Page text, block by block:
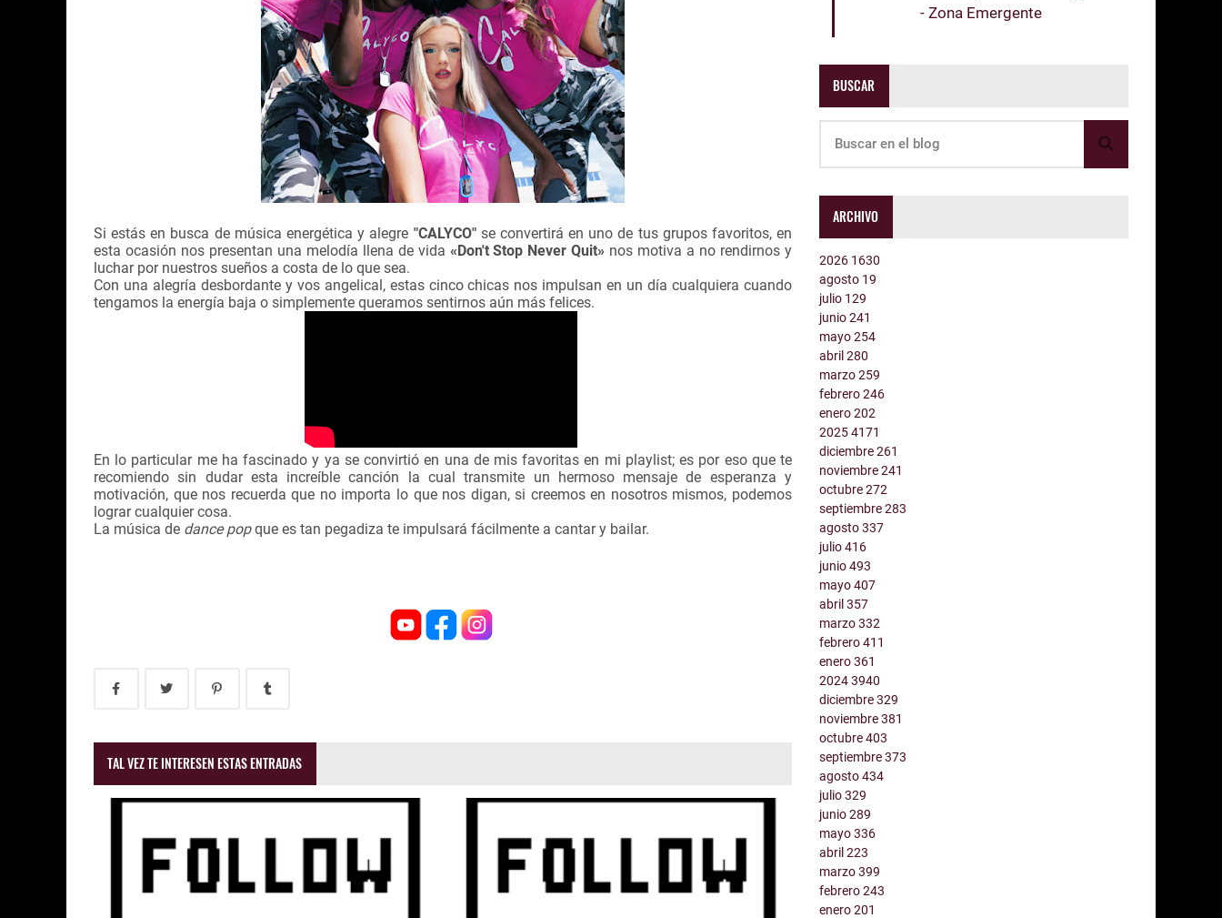
Si estás en busca de música energética y alegre "CALYCO"se convertirá en uno de tus grupos favoritos, en
esta ocasión nos presentan una melodía llena de vida «Don't Stop Never Quit» nos motiva a no rendirnos y
luchar por nuestros sueños a costa de lo que sea.
Con una alegría desbordante y vos angelical, estas cinco chicas nos impulsan en un día cualquiera cuando
tengamos la energía baja o simplemente queramos sentirnos aún más felices.
En lo particular me ha fascinado y ya se convirtió en una de mis favoritas en mi playlist; es por eso que te
recomiendo sin dudar esta increíble canción la cual transmite un hermoso mensaje de esperanza y
motivación, que nos recuerda que no importa lo que nos digan, si creemos en nosotros mismos, podemos
lograr cualquier cosa.
La música de dance popque es tan pegadiza te impulsará fácilmente a cantar y bailar.
TAL VEZ TE INTERESEN ESTAS ENTRADAS
- Zona Emergente
BUSCAR
ARCHIVO
2026 1630
agosto 19
julio 129
junio241
mayo254
abril280
marzo259
febrero246
enero202
20254171
diciembre261
noviembre241
octubre272
septiembre283
agosto337
julio416
junio493
mayo407
abril357
marzo332
febrero411
enero361
20243940
diciembre329
noviembre381
octubre403
septiembre373
agosto434
julio329
junio289
mayo336
abril223
marzo399
febrero243
enero201